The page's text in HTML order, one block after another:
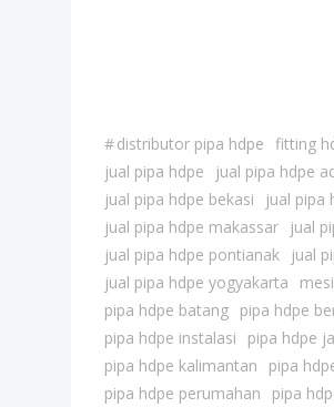
#distributor pipa hdpe fitting
jual pipa hdpe
jual pipa hdpe
jual pipa hdpe bekasi
jual pipa
jual pipa hdpe makassar
jual
jual pipa hdpe pontianak
jual
jual pipa hdpe yogyakarta
pipa hdpe batang pipa hdpe
pipa hdpe instalasi
pipa hdpe
pipa hdpe kalimantan
pipa
pipa hdpe perumahan
pipa